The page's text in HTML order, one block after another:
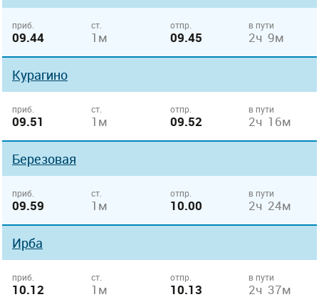
приб.
09.44
ст.
1м
отпр.
09.45
в пути
2ч 9м
Курагино
приб.
09.51
ст.
1м
отпр.
09.52
в пути
2ч 16м
Березовая
приб.
09.59
ст.
1м
отпр.
10.00
в пути
2ч 24м
Ирба
приб.
10.12
ст.
1м
отпр.
10.13
в пути
2ч 37м